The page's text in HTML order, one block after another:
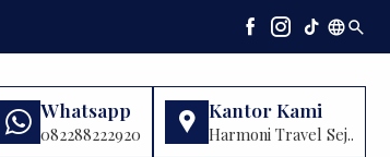
languagesearch
Whatsapp
082288222920
Kantor Kami
Harmoni Travel Sej..